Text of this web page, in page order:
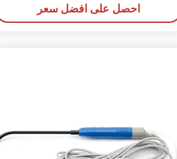
احصل على افضل سعر